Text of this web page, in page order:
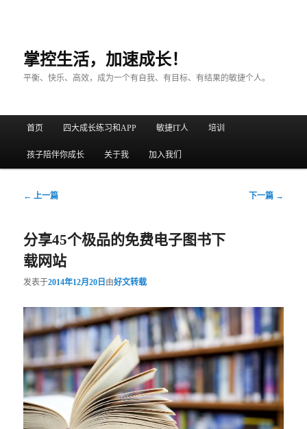
掌控生活，加速成长！
平衡、快乐、高效，成为一个有自我、有目标、有结果的敏捷个人。
跳至主内容区域
跳至副内容区域
首页 四大成长练习和APP 敏捷IT人 培训
孩子陪伴你成长 关于我 加入我们
文章导航
← 上一篇 下一篇 →
分享45个极品的免费电子图书下
载网站
发表于2014年12月20日 由好文转载